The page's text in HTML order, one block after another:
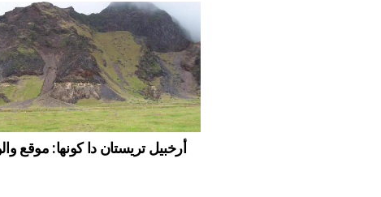
أرخبيل تريستان دا كونها: موقع